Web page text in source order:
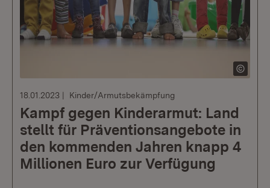
18.01.2023 Kinder/Armutsbekämpfung
Kampf gegen Kinderarmut: Land
stellt für Präventionsangebote in
den kommenden Jahren knapp 4
Millionen Euro zur Verfügung